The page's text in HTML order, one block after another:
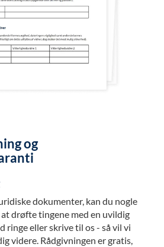
og
dokumenter, kan du nogle
drøfte tingene med en uvildig
ringe eller skrive til os - så vil vi
videre. Rådgivningen er gratis,